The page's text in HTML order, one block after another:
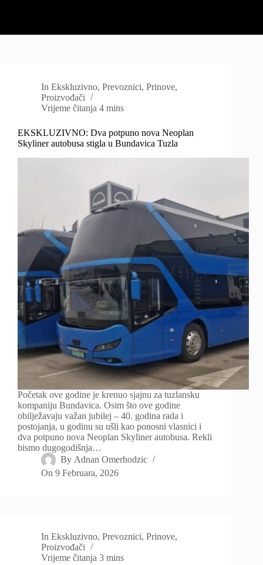
In Ekskluzivno,Prevoznici,Prinove,
Proizvođači
Vrijeme čitanja 4 mins
EKSKLUZIVNO: Dva potpuno nova Neoplan
Skyliner autobusa stigla u Bundavica Tuzla
Početak ove godine je krenuo sjajnu za tuzlansku
kompaniju Bundavica. Osim što ove godine
obilježavaju važan jubilej – 40. godina rada i
postojanja, u godinu su ušli kao ponosni vlasnici i
dva potpuno nova Neoplan Skyliner autobusa. Rekli
bismo dugogodišnja…
By Adnan Omerhodzic
On 9 Februara, 2026
In Ekskluzivno,Prevoznici,Prinove,
Proizvođači
Vrijeme čitanja 3 mins